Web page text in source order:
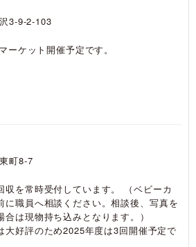
3-9-2-103
ーケット開催予定です。
町8-7
収を常時受付しています。 （ベビーカ
に職員へ相談ください。相談後、写真を
は現物持ち込みとなります。）
大好評のため2025年度は3回開催予定で